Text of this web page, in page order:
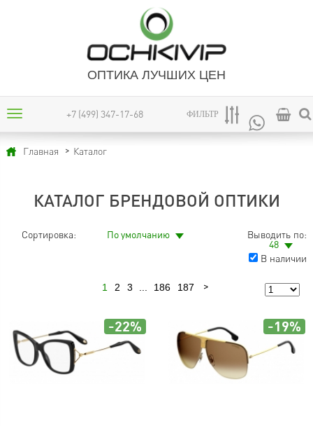
ОПТИКА ЛУЧШИХ ЦЕН
+7 (499) 347-17-68 ФИЛЬТР
Главная Каталог
КАТАЛОГ БРЕНДОВОЙ ОПТИКИ
Сортировка: По умолчанию
Выводить по:
48
В наличии
1 2 3 186 187
-22% -19%